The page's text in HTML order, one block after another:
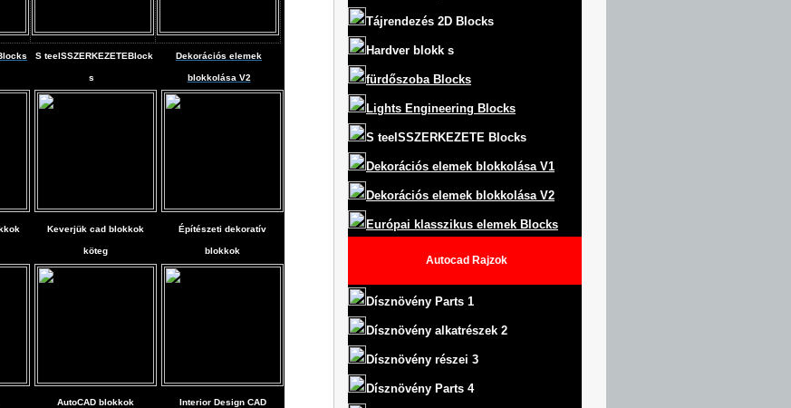
SteelSSZERKEZETEBlock
s
Dekorációs elemek
blokkolása V2
Keverjük cad blokkok
köteg
Építészeti dekoratív
blokkok
AutoCAD blokkok Interior Design CAD
Tájrendezés 2D Blocks
Hardver blokk s
fürdőszoba Blocks
Lights Engineering Blocks
S teel SSZERKEZETE Blocks
Dekorációs elemek blokkolása V1
Dekorációs elemek blokkolása V2
Európai klasszikus elemek Blocks
Autocad Rajzok
Dísznövény Parts 1
Dísznövény alkatrészek 2
Dísznövény részei 3
Dísznövény Parts 4